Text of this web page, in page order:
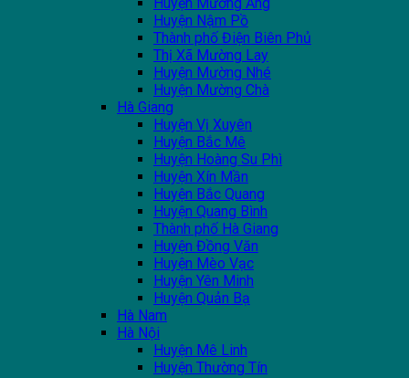
Huyện Nậm Pồ
Thành phố Điện Biên Phủ
Thị Xã Mường Lay
Huyện Mường Nhé
Huyện Mường Chà
Hà Giang
Huyện Vị Xuyên
Huyện Bắc Mê
Huyện Hoàng Su Phì
Huyện Xín Mần
Huyện Bắc Quang
Huyện Quang Bình
Thành phố Hà Giang
Huyện Đồng Văn
Huyện Mèo Vạc
Huyện Yên Minh
Huyện Quản Bạ
Hà Nam
Hà Nội
Huyện Mê Linh
Huyện Thường Tín